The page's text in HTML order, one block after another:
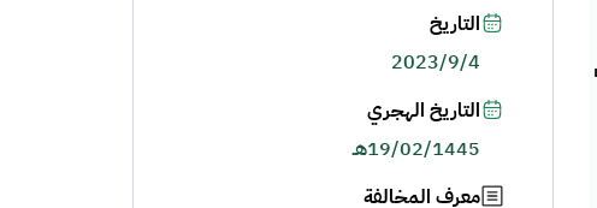
التاريخ
2023/9/4
التاريخ الهجري
19/02/1445هـ
معرف المخالفة